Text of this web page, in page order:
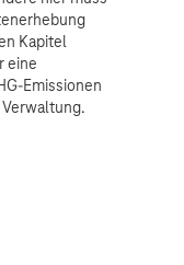
Kapitel
eine
Emissionen